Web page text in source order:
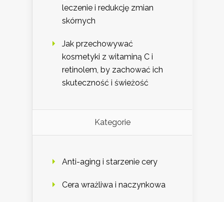
leczenie i redukcję zmian
skórnych
Jak przechowywać
kosmetyki z witaminą C i
retinolem, by zachować ich
skuteczność i świeżość
Kategorie
Anti-aging i starzenie cery
Cera wrażliwa i naczynkowa